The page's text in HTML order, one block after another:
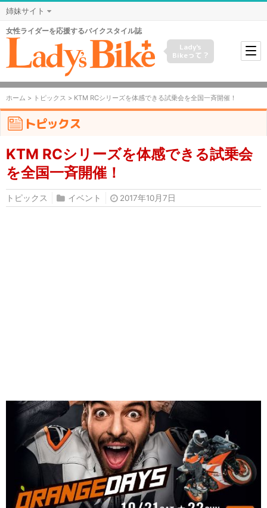
姉妹サイト
女性ライダーを応援するバイクスタイル誌
Lady's
Bikeって？
ホーム > トピックス > KTM RCシリーズを体感できる試乗会を全国一斉開催！
トピックス
KTM RCシリーズを体感できる試乗会
を全国一斉開催！
トピックス イベント 2017年10月7日